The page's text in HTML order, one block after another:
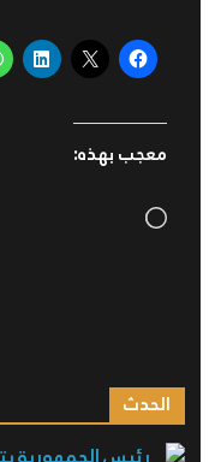
معجب بهذه:
Loading…
الحدث